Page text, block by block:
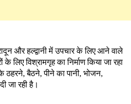
और हल्द्वानी में उपचार के लिए आने वाले
के लिए विश्रामगृह का निर्माण किया जा रहा
ठहरने, बैठने, पीने का पानी, भोजन,
जा रही है।